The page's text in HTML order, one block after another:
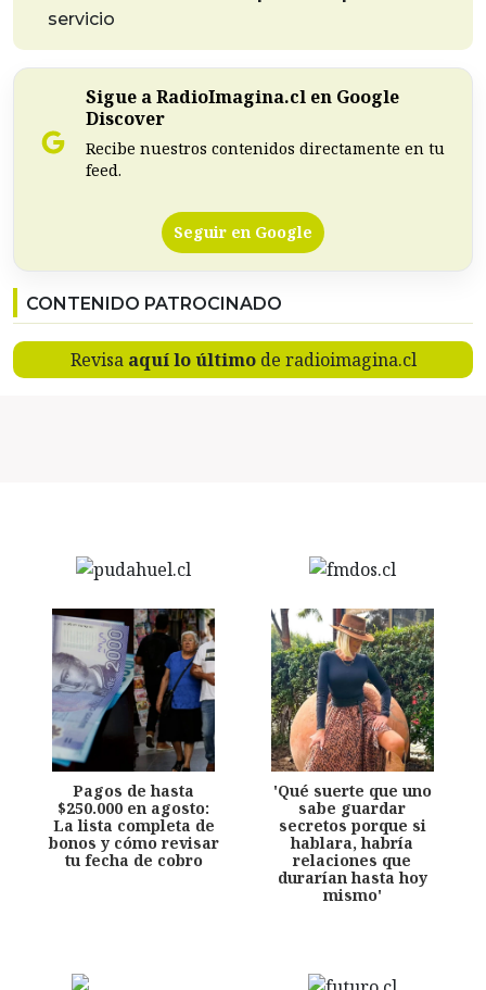
servicio
Sigue a RadioImagina.cl en Google
Discover
Recibe nuestros contenidos directamente en tu
feed.
Seguir en Google
CONTENIDO PATROCINADO
Revisa aquí lo últimode radioimagina.cl
Pagos de hasta
$250.000 en agosto:
La lista completa de
bonos y cómo revisar
tu fecha de cobro
'Qué suerte que uno
sabe guardar
secretos porque si
hablara, habría
relaciones que
durarían hasta hoy
mismo'